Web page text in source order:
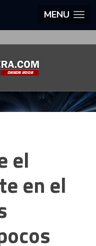
MENU
el
en el